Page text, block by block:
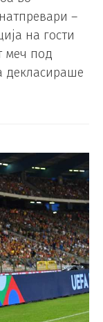
–
на гости
меч под
декласираше